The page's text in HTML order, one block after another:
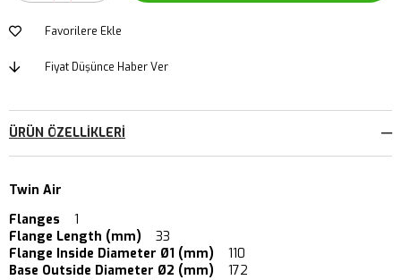
Favorilere Ekle
Fiyat Düşünce Haber Ver
ÜRÜN ÖZELLIKLERI
Twin Air
Flanges 1
Flange Length (mm)
33
Flange Inside Diameter Ø1 (mm) 110
Base Outside Diameter Ø2 (mm) 172